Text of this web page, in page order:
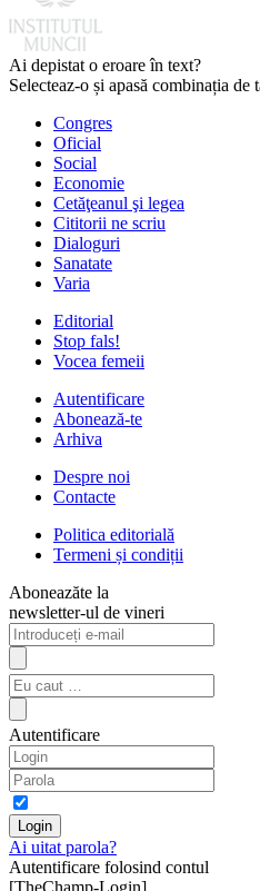
Ai depistat o eroare în text?
Selecteaz-o și apasă combinația
Congres
Oficial
Social
Economie
Cetăţeanul şi legea
Cititorii ne scriu
Dialoguri
Sanatate
Varia
Editorial
Stop fals!
Vocea femeii
Autentificare
Abonează-te
Arhiva
Despre noi
Contacte
Politica editorială
Termeni și condiții
Aboneazăte la
newsletter-ul de vineri
Autentificare
Ai uitat parola?
Autentificare folosind contul
[TheChamp-Login]